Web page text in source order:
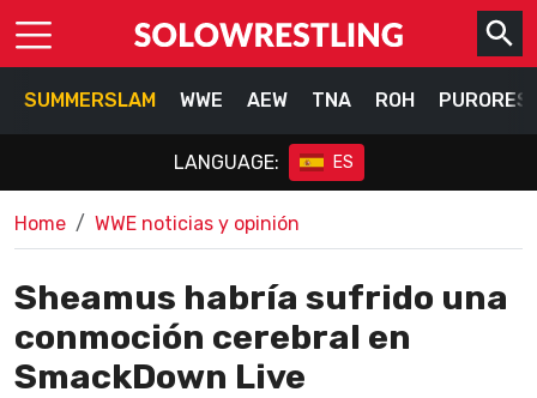
SUMMERSLAM WWE AEW TNA ROH
LANGUAGE: ES
Home WWE noticias y opinión
Sheamus habría sufrido una
conmoción cerebral en
SmackDown Live